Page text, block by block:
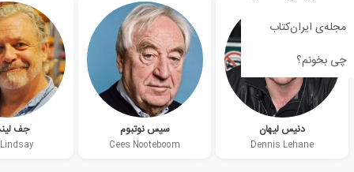
مجله‌ی ایران‌کتاب
چی بخونم؟
دنیس لیهان
Dennis Lehane
سیس نوتبوم
Cees Nooteboom
جف